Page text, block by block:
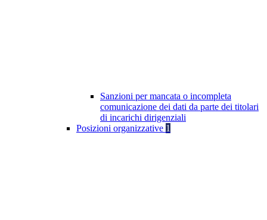
Sanzioni per mancata o incompleta
comunicazione dei dati da parte dei titolari
di incarichi dirigenziali
Posizioni organizzative 1